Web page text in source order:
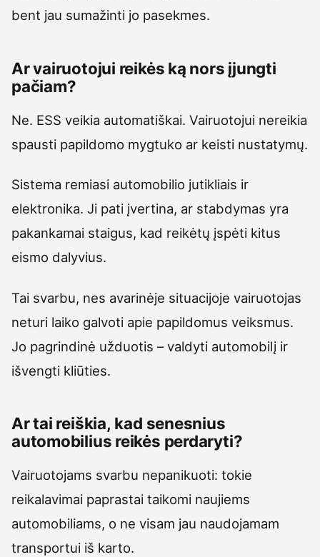
bent jau sumažinti jo pasekmes.
Ar vairuotojui reikės ką nors įjungti
pačiam?
Ne. ESS veikia automatiškai. Vairuotojui nereikia
spausti papildomo mygtuko ar keisti nustatymų.
Sistema remiasi automobilio jutikliais ir
elektronika. Ji pati įvertina, ar stabdymas yra
pakankamai staigus, kad reikėtų įspėti kitus
eismo dalyvius.
Tai svarbu, nes avarinėje situacijoje vairuotojas
neturi laiko galvoti apie papildomus veiksmus.
Jo pagrindinė užduotis – valdyti automobilį ir
išvengti kliūties.
Ar tai reiškia, kad senesnius
automobilius reikės perdaryti?
Vairuotojams svarbu nepanikuoti: tokie
reikalavimai paprastai taikomi naujiems
automobiliams, o ne visam jau naudojamam
transportui iš karto.